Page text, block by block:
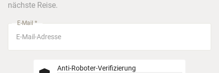
nächste Reise.
E-Mail *
Anti-Roboter-Verifizierung